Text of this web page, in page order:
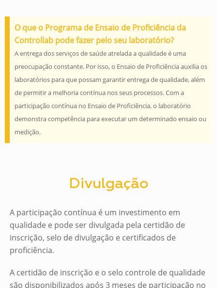
O que o Programa de Ensaio de Proficiência da
Controllab pode fazer pelo seu laboratório?
A entrega dos serviços de saúde atrelada a qualidade é uma
preocupação constante. Por isso, o Ensaio de Proficiência auxilia os
laboratórios para que possam garantir entrega de qualidade, além
de permitir a melhoria contínua nos seus processos. Com a
participação contínua no Ensaio de Proficiência, o laboratório
demonstra competência para executar um determinado ensaio ou
medição.
Divulgação
A participação contínua é um investimento em
qualidade e pode ser divulgada pela certidão de
inscrição, selo de divulgação e certificados de
proficiência.
A certidão de inscrição e o selo controle de qualidade
são disponibilizados após 3 meses de participação no